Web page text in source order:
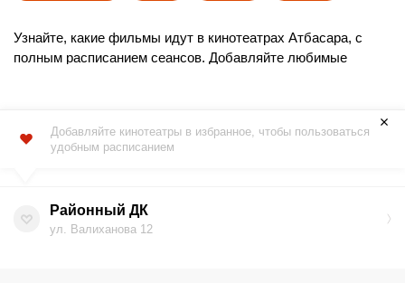
Узнайте, какие фильмы идут в кинотеатрах Атбасара, с
полным расписанием сеансов. Добавляйте любимые
безопасно!
Не пропустите премьеры – бронируйте места заранее.
Добавляйте кинотеатры в избранное, чтобы пользоваться
удобным расписанием
Районный ДК
ул. Валиханова 12